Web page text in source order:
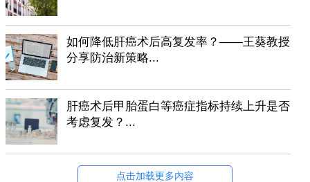
如何降低肝癌术后高复发率？——王葵教授
分享防治新策略...
肝癌术后甲胎蛋白等癌症指标持续上升是否
考虑复发？...
点击加载更多内容